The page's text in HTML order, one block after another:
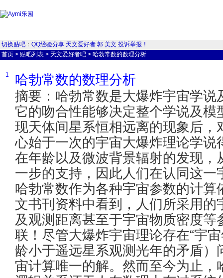
切换贴吧 ： QQ经验分享 天文爱好者 郭 美文 投诉举报！
首页 > 贴吧列表 > 天文爱好者吧 > 哈勃常数的数理分析
1
哈勃常数的数理分析
摘要：哈勃常数是大爆炸宇宙学
它的吻合性能够决定整个学说及
现天体间星系恒相远离的现象后
心始于一次的宇宙大爆炸理论学
在年龄以及微波背景辐射的发现
一步的支持，因此人们在认同这
哈勃常数作为各种宇宙参数的计
文书刊资料中看到，人们所采用
及观测距离甚至于宇宙物质密度
联！尽管大爆炸宇宙理论存在“宇
龄小于遥远星系观测光年的矛盾
宙计算唯一的解。然而至今为止